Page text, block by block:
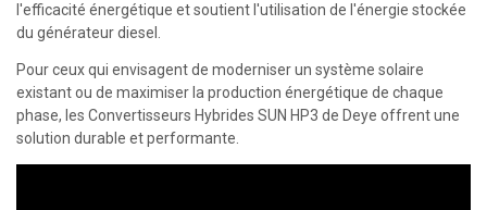
l'efficacité énergétique et soutient l'utilisation de l'énergie stockée
du générateur diesel.
Pour ceux qui envisagent de moderniser un système solaire
existant ou de maximiser la production énergétique de chaque
phase, les Convertisseurs Hybrides SUN HP3 de Deye offrent une
solution durable et performante.